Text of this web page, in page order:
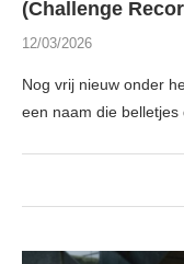
(Challenge
12/03/2026
Nog vrij nieuw onder
een naam die